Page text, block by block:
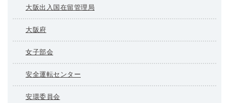
大阪出入国在留管理局
大阪府
女子部会
安全運転センター
安環委員会